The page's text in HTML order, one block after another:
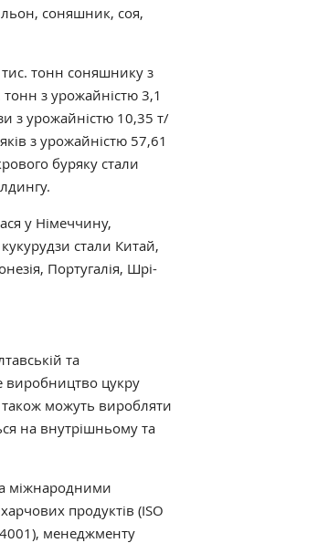
льон, соняшник, соя,
тонн соняшнику з
з урожайністю 3,1
з урожайністю 10,35 т/
з урожайністю 57,61
буряку стали
у Німеччину,
стали Китай,
Португалія, Шрі-
та
виробництво цукру
також можуть виробляти
на внутрішньому та
міжнародними
продуктів (ISO
менеджменту